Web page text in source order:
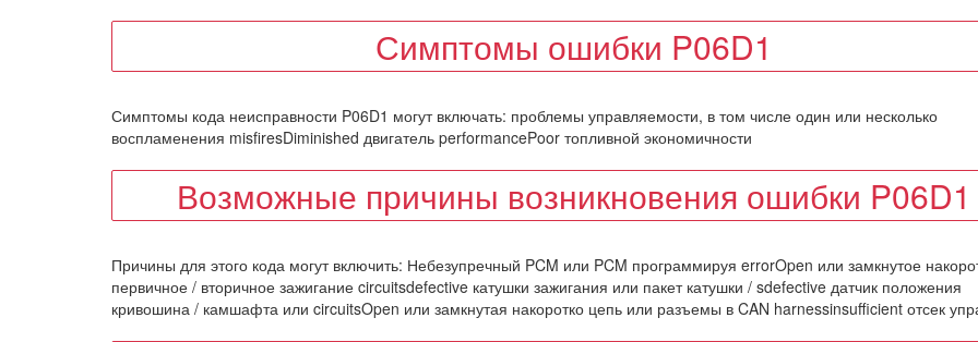
Симптомы ошибки P06D1
Симптомы кода неисправности P06D1 могут включать: проблемы управляемости, в том числе один или несколько
воспламенения misfiresDiminished двигатель performancePoor топливной экономичности
Возможные причины возникновения ошибки P06D1
Причины для этого кода могут включить: Небезупречный PCM или PCM программируя errorOpen или замкнутое
первичное / вторичное зажигание circuitsdefective катушки зажигания или пакет катушки / sdefective датчик положения
кривошина / камшафта или circuitsOpen или замкнутая накоротко цепь или разъемы в CAN harnessinsufficient отсек